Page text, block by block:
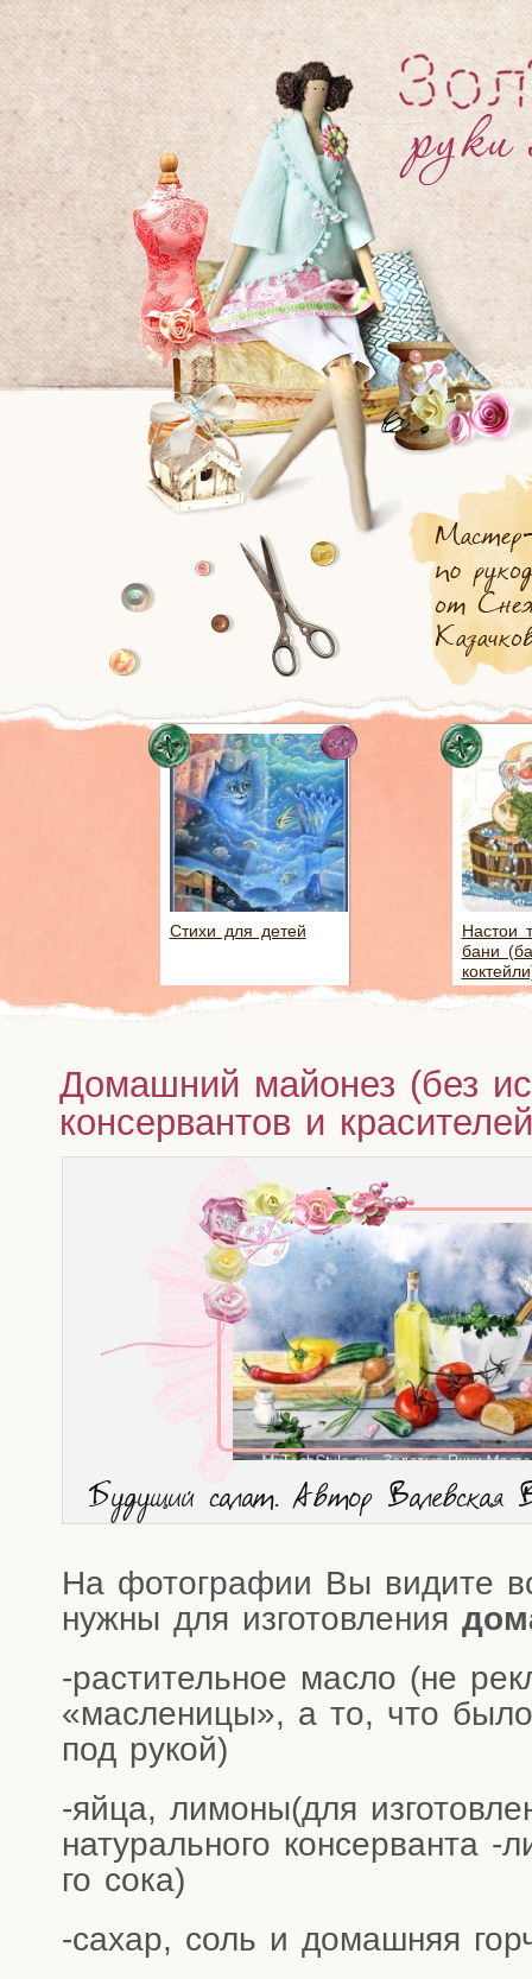
Стихи для детей
Настои
бани
Домашний майонез (без
консервантов и
Буду­щий салат. Автор
На фото­гра­фии Вы види­те
нуж­ны для изго­тов­ле­ния
-рас­ти­тель­ное мас­ло (не
«мас­ле­ни­цы», а то, что было
под рукой)
-яйца, лимоны(для
нату­раль­но­го кон­сер­ван­та
го сока)
-сахар, соль и домаш­няя